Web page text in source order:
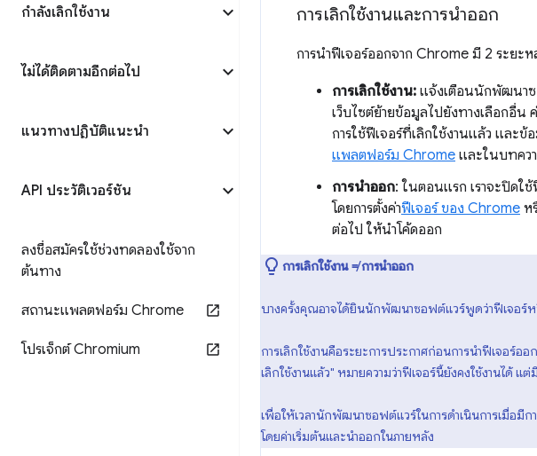
กำลังเลิกใช้งาน
ไม่ได้ติดตามอีกต่อไป
แนวทางปฏิบัติแนะนำ
API ประวัติเวอร์ชัน
ลงชื่อสมัครใช้ช่วงทดลองใช้จาก
ต้นทาง
สถานะแพลตฟอร์ม Chrome
โปรเจ็กต์ Chromium
การเลิกใช้งานและการนำออก
การนำฟีเจอร์ออกจาก Chrome มี 2 ระยะ
การเลิกใช้งาน: แจ้งเตือนนักพัฒนาซ
เว็บไซต์ย้ายข้อมูลไปยังทางเลือกอื่น
การใช้ฟีเจอร์ที่เลิกใช้งานแล้ว และ
แพลตฟอร์ม Chrome และในบทคว
การนำออก: ในตอนแรก เราจะปิดใ
โดยการตั้งค่าฟีเจอร์ ของ Chrome ห
ต่อไป ให้นำโค้ดออก
การเลิกใช้งาน ≠ การนำออก
บางครั้งคุณอาจได้ยินนักพัฒนาซอฟต์แวร์พูดว่าฟีเจอร์ห
การเลิกใช้งานคือระยะการประกาศก่อนการนำฟีเจอร์
เลิกใช้งานแล้ว" หมายความว่าฟีเจอร์นี้ยังคงใช้งานได้ แ
เพื่อให้เวลานักพัฒนาซอฟต์แวร์ในการดำเนินการเมื่อมี
โดยค่าเริ่มต้นและนำออกในภายหลัง